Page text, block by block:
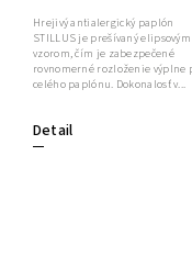
Detail
Hrejivý antialergický paplón
STILLUS je prešívaný elipsovým
vzorom, čím je zabezpečené
rovnomerné rozloženie výplne
celého paplónu. Dokonalosť v...